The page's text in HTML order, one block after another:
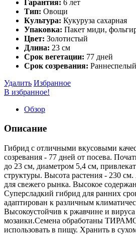
Гарантия: 6 лет
Тип: Овощи
Культура: Кукуруза сахарная
Упаковка: Пакет миди,
Цвет: Золотистый
Длина: 23 см
Срок вегетации: 77 дней
Срок созревания: Раннеспелый
Удалить Избранное
В избранное!
Обзор
Описание
Гибрид с отличными вкусовыми
созревания - 77 дней от посева.
до 23 см, диаметром 5,4 см,
структуры. Высота растения - 230
для свежего рынка. Высокое
Суперсладкий гибрид для ранних
адаптирован к различным
Высокоустойчив к ржавчине и
мозаики.Семена обработаны
использовать в пищу. Хранить в